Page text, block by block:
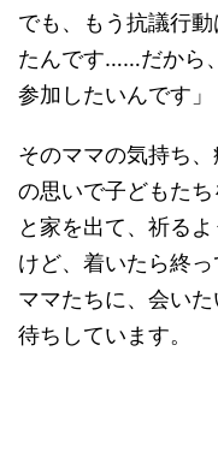
でも、もう抗議行
たんです……だから
参加したいんです」
そのママの気持ち
の思いで子どもた
と家を出て、祈る
けど、着いたら終
ママたちに、会い
待ちしています。